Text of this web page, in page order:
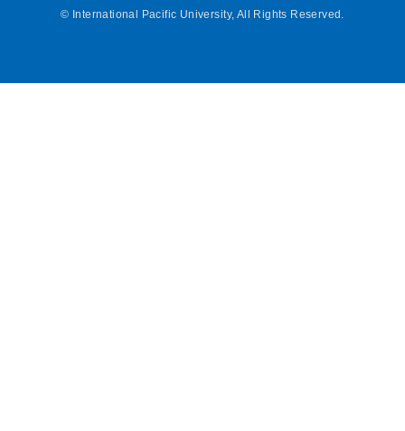
© International Pacific University, All Rights Reserved.